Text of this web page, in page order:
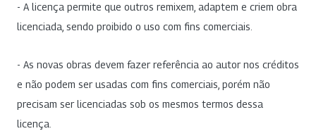
- A licença permite que outros remixem, adaptem e criem obra
licenciada, sendo proibido o uso com fins comerciais.
- As novas obras devem fazer referência ao autor nos créditos
e não podem ser usadas com fins comerciais, porém não
precisam ser licenciadas sob os mesmos termos dessa
licença.